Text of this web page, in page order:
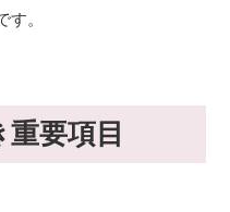
。
要項目